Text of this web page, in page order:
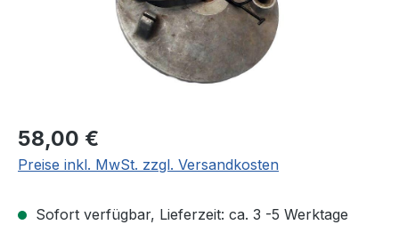
Regulärer Preis:
58,00 €
Preise inkl. MwSt. zzgl. Versandkosten
Sofort verfügbar, Lieferzeit: ca. 3 -5 Werktage